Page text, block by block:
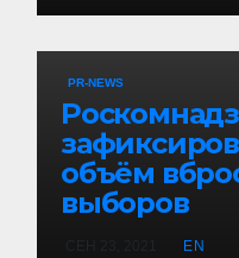
PR-NEWS
объём
выборов
EN